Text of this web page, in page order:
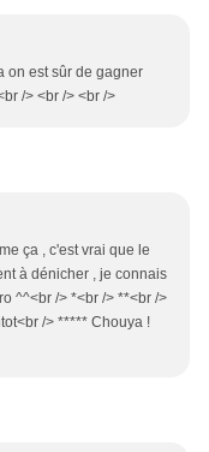
on est sûr de gagner
/> <br /> <br />
ça , c'est vrai que le
à dénicher , je connais
^^<br /> *<br /> **<br />
/> ***** Chouya !